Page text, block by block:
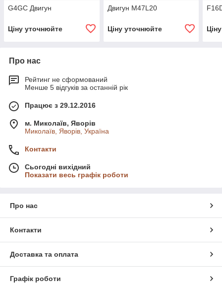
G4GC Двигун
Ціну уточнюйте
Двигун M47L20
Ціну уточнюйте
Про нас
Рейтинг не сформований
Менше 5 відгуків за останній рік
Працює з 29.12.2016
м. Миколаїв, Яворів
Миколаїв, Яворів, Україна
Контакти
Сьогодні вихідний
Показати весь графік роботи
Про нас
Контакти
Доставка та оплата
Графік роботи